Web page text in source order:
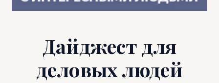
Дайджест для
деловых людей